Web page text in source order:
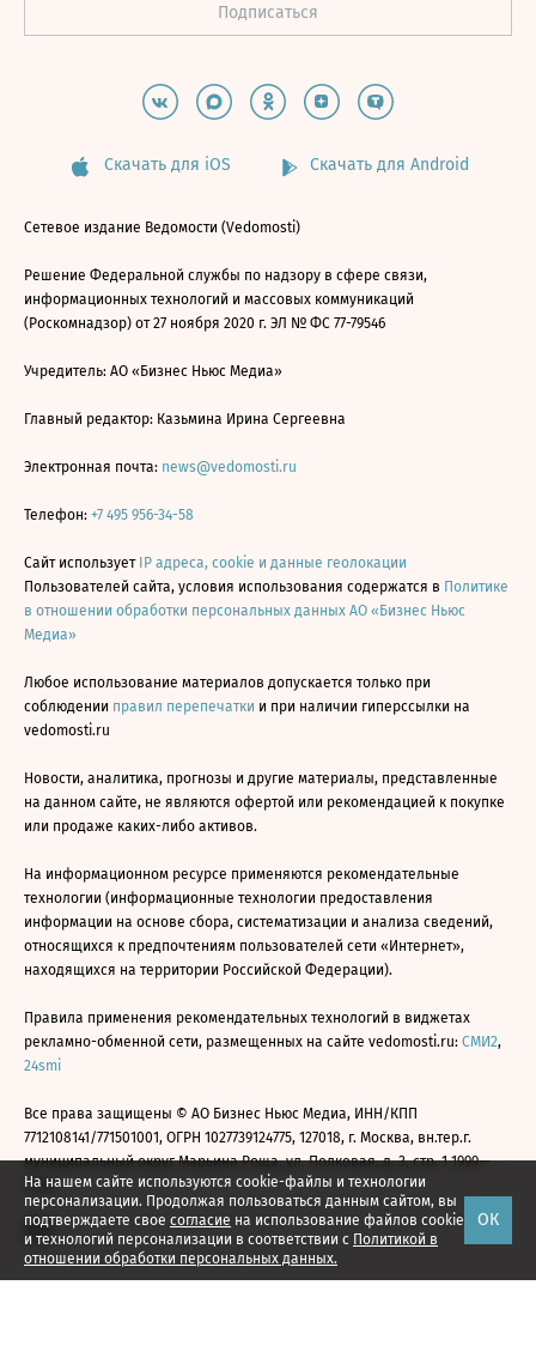
На нашем сайте используются cookie-файлы и технологии
персонализации. Продолжая пользоваться данным сайтом, вы
подтверждаете свое согласие на использование файлов cookie
и технологий персонализации в соответствии с Политикой в
отношении обработки персональных данных.
ОК
Скачать для iOS Скачать для Android
Сетевое издание Ведомости (Vedomosti)
Решение Федеральной службы по надзору в сфере связи,
информационных технологий и массовых коммуникаций
(Роскомнадзор) от 27 ноября 2020 г. ЭЛ № ФС 77-79546
Учредитель: АО «Бизнес Ньюс Медиа»
Главный редактор: Казьмина Ирина Сергеевна
Электронная почта: news@vedomosti.ru
Телефон: +7 495 956-34-58
Сайт использует IP адреса, cookie и данные геолокации
Пользователей сайта, условия использования содержатся в Политике
в отношении обработки персональных данных АО «Бизнес Ньюс
Медиа»
Любое использование материалов допускается только при
соблюдении правил перепечатки и при наличии гиперссылки на
vedomosti.ru
Новости, аналитика, прогнозы и другие материалы, представленные
на данном сайте, не являются офертой или рекомендацией к покупке
или продаже каких-либо активов.
На информационном ресурсе применяются рекомендательные
технологии (информационные технологии предоставления
информации на основе сбора, систематизации и анализа сведений,
относящихся к предпочтениям пользователей сети «Интернет»,
находящихся на территории Российской Федерации).
Правила применения рекомендательных технологий в виджетах
рекламно-обменной сети, размещенных на сайте vedomosti.ru: СМИ2,
24smi
Все права защищены © АО Бизнес Ньюс Медиа, ИНН/КПП
7712108141/771501001, ОГРН 1027739124775, 127018, г. Москва, вн.тер.г.
муниципальный округ Марьина Роща, ул. Полковая, д. 3, стр. 1 1999—
2026